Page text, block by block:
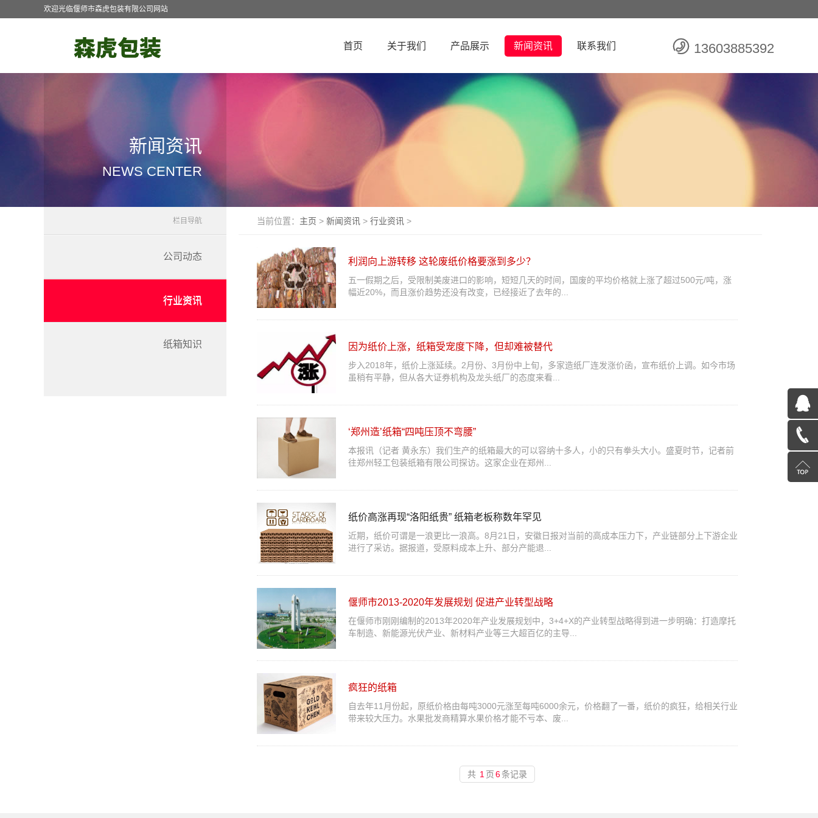
欢迎光临偃师市森虎包装有限公司网站
13603885392
首页 关于我们 产品展示 新闻资讯 联系我们
新闻资讯
NEWS CENTER
栏目导航
公司动态
行业资讯
纸箱知识
当前位置： 主页 > 新闻资讯 > 行业资讯 >
利润向上游转移 这轮废纸价格要涨到多少？
五一假期之后，受限制美废进口的影响，短短几天的时间，国废的平均价格就上涨了超过500元/吨，涨
幅近20%，而且涨价趋势还没有改变，已经接近了去年的...
因为纸价上涨，纸箱受宠度下降，但却难被替代
步入2018年，纸价上涨延续。2月份、3月份中上旬，多家造纸厂连发涨价函，宣布纸价上调。如今市场
虽稍有平静，但从各大证券机构及龙头纸厂的态度来看...
‘郑州造’纸箱“四吨压顶不弯腰”
本报讯（记者 黄永东）我们生产的纸箱最大的可以容纳十多人，小的只有拳头大小。盛夏时节，记者前
往郑州轻工包装纸箱有限公司探访。这家企业在郑州...
纸价高涨再现“洛阳纸贵” 纸箱老板称数年罕见
近期，纸价可谓是一浪更比一浪高。8月21日，安徽日报对当前的高成本压力下，产业链部分上下游企业
进行了采访。据报道，受原料成本上升、部分产能退...
偃师市2013-2020年发展规划 促进产业转型战略
在偃师市刚刚编制的2013年2020年产业发展规划中，3+4+X的产业转型战略得到进一步明确：打造摩托
车制造、新能源光伏产业、新材料产业等三大超百亿的主导...
疯狂的纸箱
自去年11月份起，原纸价格由每吨3000元涨至每吨6000余元，价格翻了一番，纸价的疯狂，给相关行业
带来较大压力。水果批发商精算水果价格才能不亏本、废...
共 1 页6条记录